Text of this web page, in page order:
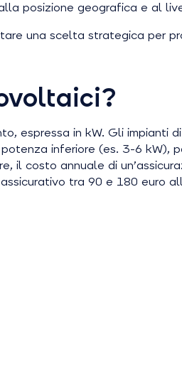
posizione geografica e al
una scelta strategica per
espressa in kW. Gli impianti
inferiore (es. 3-6 kW),
il costo annuale di
tra 90 e 180 euro